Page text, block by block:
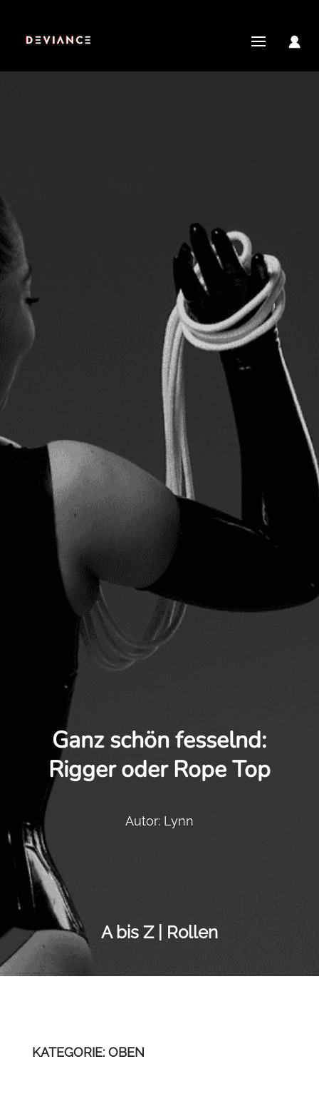
Ganz schön fesselnd:
Rigger oder Rope Top
Autor: Lynn
A bis Z | Rollen
KATEGORIE: OBEN